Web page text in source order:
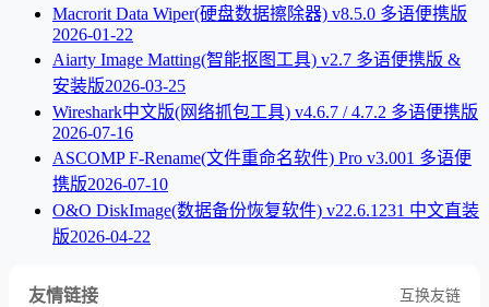
Macrorit Data Wiper(硬盘数据擦除器) v8.5.0 多语便携版
2026-01-22
Aiarty Image Matting(智能抠图工具) v2.7 多语便携版 &
安装版2026-03-25
Wireshark中文版(网络抓包工具) v4.6.7 / 4.7.2 多语便携版
2026-07-16
ASCOMP F-Rename(文件重命名软件) Pro v3.001 多语便
携版2026-07-10
O&O DiskImage(数据备份恢复软件) v22.6.1231 中文直装
版2026-04-22
友情链接 互换友链